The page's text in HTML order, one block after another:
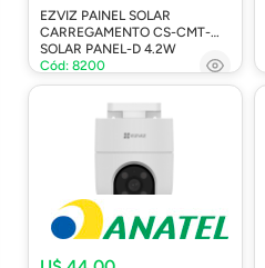
EZVIZ PAINEL SOLAR
CARREGAMENTO CS-CMT-
SOLAR PANEL-D 4.2W
Cód: 8200